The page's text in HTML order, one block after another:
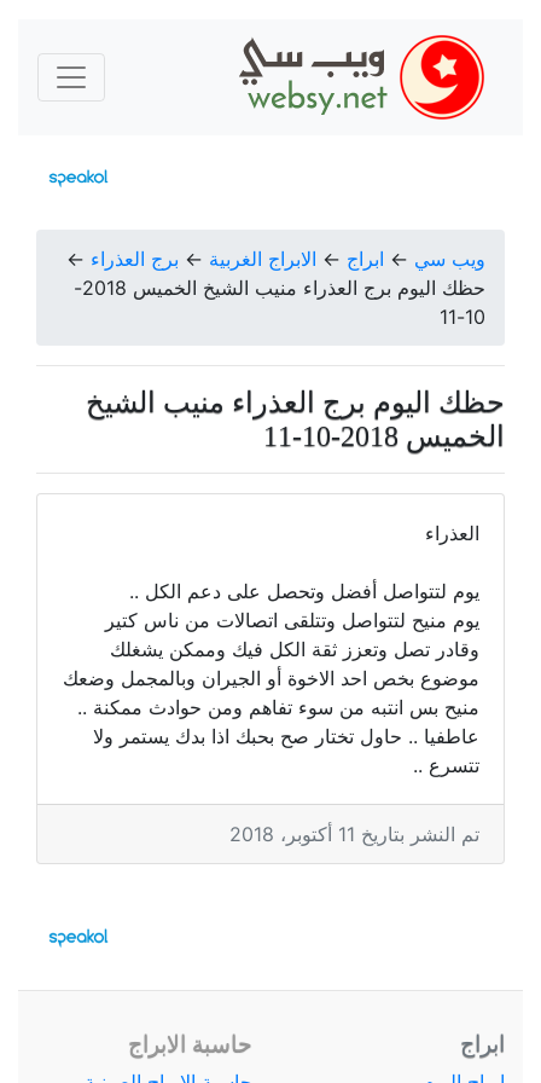
ويب سي ← ابراج ← الابراج الغربية ← برج العذراء ←
حظك اليوم برج العذراء منيب الشيخ الخميس 2018-
10-11
حظك اليوم برج العذراء منيب الشيخ
الخميس 2018-10-11
العذراء
يوم لتتواصل أفضل وتحصل على دعم الكل ..
يوم منيح لتتواصل وتتلقى اتصالات من ناس كتير
وقادر تصل وتعزز ثقة الكل فيك وممكن يشغلك
موضوع بخص احد الاخوة أو الجيران وبالمجمل وضعك
منيح بس انتبه من سوء تفاهم ومن حوادث ممكنة ..
عاطفيا .. حاول تختار صح بحبك اذا بدك يستمر ولا
تتسرع ..
تم النشر بتاريخ 11 أكتوبر، 2018
ابراج حاسبة الابراج